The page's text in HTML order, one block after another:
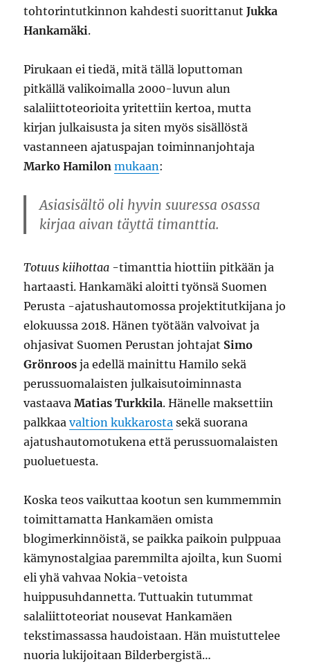
tohtorintutkinnon kahdesti suorittanutJukka
Hankamäki.
Pirukaan ei tiedä, mitä tällä loputtoman
pitkällä valikoimalla 2000-luvun alun
salaliittoteorioita yritettiin kertoa, mutta
kirjan julkaisusta ja siten myös sisällöstä
vastanneen ajatuspajan toiminnanjohtaja
Marko Hamilon mukaan:
Asiasisältö oli hyvin suuressa osassa
kirjaa aivan täyttä timanttia.
Totuus kiihottaa -timanttia hiottiin pitkään ja
hartaasti. Hankamäki aloitti työnsä Suomen
Perusta -ajatushautomossa projektitutkijana jo
elokuussa 2018. Hänen työtään valvoivat ja
ohjasivat Suomen Perustan johtajat Simo
Grönroos ja edellä mainittu Hamilo sekä
perussuomalaisten julkaisutoiminnasta
vastaavaMatias Turkkila. Hänelle maksettiin
palkkaavaltion kukkarosta sekä suorana
ajatushautomotukena että perussuomalaisten
puoluetuesta.
Koska teos vaikuttaa kootun sen kummemmin
toimittamatta Hankamäen omista
blogimerkinnöistä, se paikka paikoin pulppuaa
kämynostalgiaa paremmilta ajoilta, kun Suomi
eli yhä vahvaa Nokia-vetoista
huippusuhdannetta. Tuttuakin tutummat
salaliittoteoriat nousevat Hankamäen
tekstimassassa haudoistaan. Hän muistuttelee
nuoria lukijoitaan Bilderbergistä…